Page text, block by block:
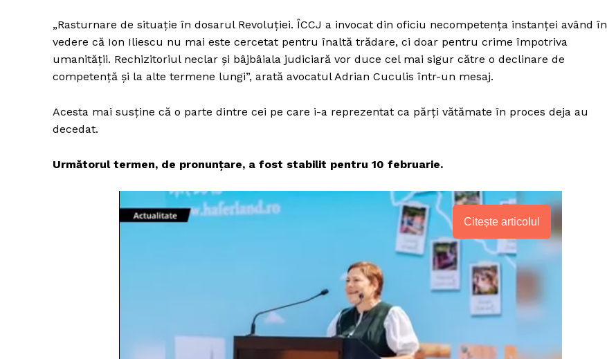
„Rasturnare de situație în dosarul Revoluției. ÎCCJ a invocat din oficiu necompetența instanței având în
vedere că Ion Iliescu nu mai este cercetat pentru înaltă trădare, ci doar pentru crime împotriva
umanității. Rechizitoriul neclar și bâjbâiala judiciară vor duce cel mai sigur către o declinare de
competență și la alte termene lungi”, arată avocatul Adrian Cuculis într-un mesaj.
Acesta mai susține că o parte dintre cei pe care i-a reprezentat ca părți vătămate în proces deja au
decedat.
Următorul termen, de pronunțare, a fost stabilit pentru 10 februarie.
Citește articolul